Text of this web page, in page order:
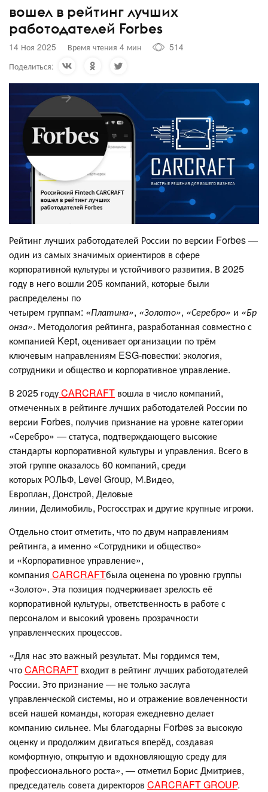
вошел в рейтинг лучших
работодателей Forbes
14 Ноя 2025 Время чтения 4 мин
514
Поделиться:
Рейтинг лучших работодателей России по версии Forbes —
один из самых значимых ориентиров в сфере
корпоративной культуры и устойчивого развития. В 2025
году в него вошли 205 компаний, которые были
распределены по
четырем группам: «Платина», «Золото», «Серебро» и «Бр
онза». Методология рейтинга, разработанная совместно с
компанией Kept, оценивает организации по трём
ключевым направлениям ESG-повестки: экология,
сотрудники и общество и корпоративное управление.
В 2025 годуCARCRAFT вошла в число компаний,
отмеченных в рейтинге лучших работодателей России по
версии Forbes, получив признание на уровне категории
«Серебро» — статуса, подтверждающего высокие
стандарты корпоративной культуры и управления. Всего в
этой группе оказалось 60 компаний, среди
которых РОЛЬФ, Level Group, М.Видео,
Европлан, Донстрой, Деловые
линии, Делимобиль, Росгосстрах и другие крупные игроки.
Отдельно стоит отметить, что по двум направлениям
рейтинга, а именно «Сотрудники и общество»
и «Корпоративное управление»,
компания CARCRAFTбыла оценена по уровню группы
«Золото». Эта позиция подчеркивает зрелость её
корпоративной культуры, ответственность в работе с
персоналом и высокий уровень прозрачности
управленческих процессов.
«Для нас это важный результат. Мы гордимся тем,
чтоCARCRAFT входит в рейтинг лучших работодателей
России. Это признание — не только заслуга
управленческой системы, но и отражение вовлеченности
всей нашей команды, которая ежедневно делает
компанию сильнее. Мы благодарны Forbes за высокую
оценку и продолжим двигаться вперёд, создавая
комфортную, открытую и вдохновляющую среду для
профессионального роста», — отметил Борис Дмитриев,
председатель совета директоров CARCRAFT GROUP.